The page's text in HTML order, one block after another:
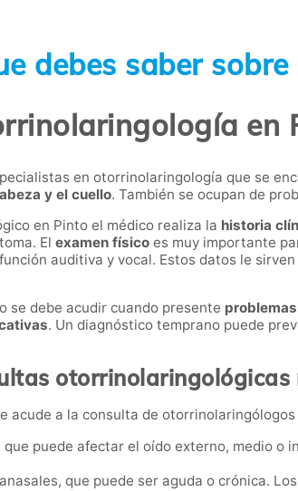
debes saber
en
en otorrinolaringología que se
y el cuello. También se ocupan de
en Pinto el médico realiza la historia
El examen físico es muy importante
auditiva y vocal. Estos datos le
se debe acudir cuando presente
. Un diagnóstico temprano puede
otorrinolaringológicas
acude a la consulta de
puede afectar el oído externo, medio o
que puede ser aguda o crónica.